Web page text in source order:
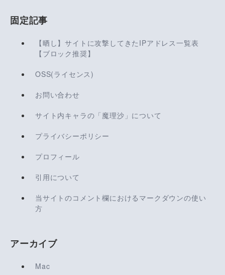
固定記事
【晒し】サイトに攻撃してきたIPアドレス一覧表
【ブロック推奨】
OSS(ライセンス)
お問い合わせ
サイト内キャラの「魔理沙」について
プライバシーポリシー
プロフィール
引用について
当サイトのコメント欄におけるマークダウンの使い
方
アーカイブ
Mac